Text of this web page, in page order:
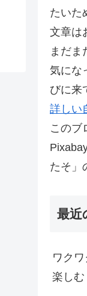
たいた
文章は
まだま
気にな
びに来
詳しい
このブ
たそ」
最近
ワク
楽しむ